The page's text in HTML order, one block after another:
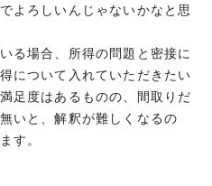
よろしいんじゃないかなと思
る場合、所得の問題と密接に
について入れていただきたい
足度はあるものの、間取りだ
いと、解釈が難しくなるの
す。